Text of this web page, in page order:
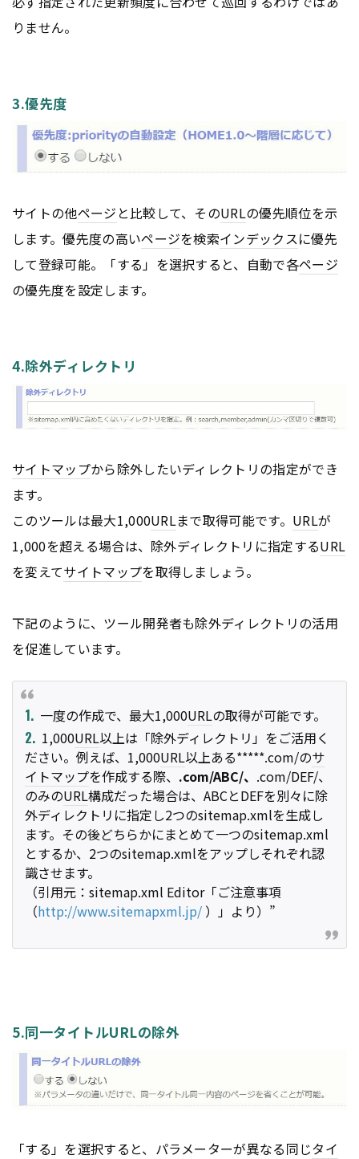
りません。
3.優先度
サイトの他ページ と比較して、そのURLの優先順位を示
します。優先度の高いページを検索インデックスに優先
して登録可能。「する」を選択すると、自動で各ページ
の優先度を設定します。
4.除外ディレクトリ
サイトマップから除外したいディレクトリの指定ができ
ます。
このツールは最大1,000URLまで取得可能です。 URLが
1,000を超える場合は、除外ディレクトリに指定するURL
を変えてサイトマップを取得しましょう。
下記のように、ツール開発者も除外ディレクトリの活用
を促進しています。
一度の作成で、最大1,000URLの取得が可能です。
1,000URL以上は「除外ディレクトリ」をご活用く
ださい。例えば、1,000URL以上ある*****.com/のサ
イトマップを作成する際、 .com/ABC/、 .com/DEF/、
のみのURL構成だった場合は、ABCとDEFを別々に除
外ディレクトリに指定し2つのsitemap.xmlを生成し
ます。その後どちらかにまとめて一つのsitemap.xml
とするか、2つのsitemap.xmlをアップしそれぞれ認
識させます。
（引用元：sitemap.xml Editor「ご注意事項
（http://www.sitemapxml.jp/ ）」より）”
5.同一タイトルURLの除外
「する」を選択すると、パラメーターが異なる同じタイ